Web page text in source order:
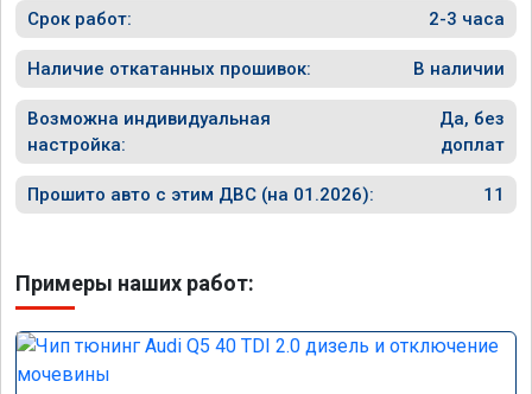
Срок работ: 2-3 часа
Наличие откатанных прошивок: В наличии
Возможна индивидуальная
настройка:
Да, без
доплат
Прошито авто с этим ДВС (на 01.2026): 11
Примеры наших работ: